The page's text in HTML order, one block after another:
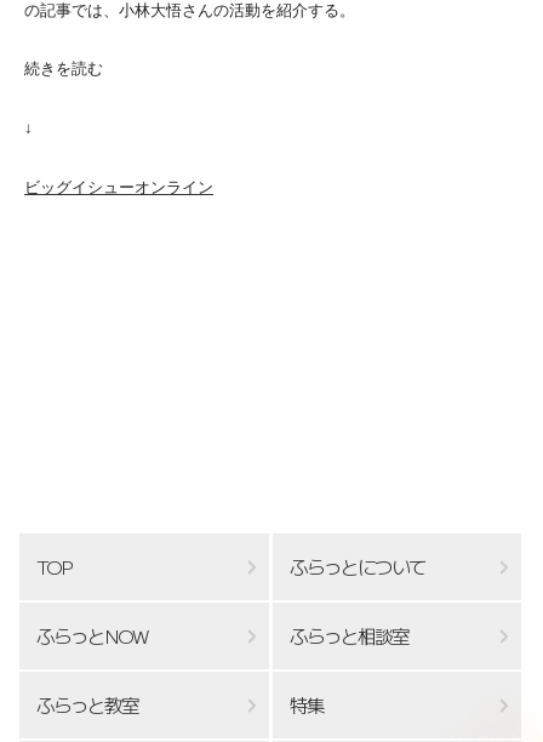
の記事では、小林大悟さんの活動を紹介する。
続きを読む
↓
ビッグイシューオンライン
TOP ふらっとについて
ふらっとNOW ふらっと相談室
ふらっと教室 特集